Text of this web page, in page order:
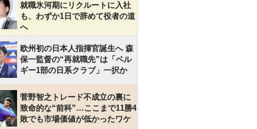
就職氷河期にリクルートに入社
も、わずか1日で辞めて役者の道
へ
欧州初の日本人指揮官誕生へ 森
保一監督の“再就職先”は「ベル
ギー1部の日系クラブ」一択か
菅野智之トレード不成立の裏に
致命的な“前科”…ここまで11勝4
敗でも市場価値が低かったワケ